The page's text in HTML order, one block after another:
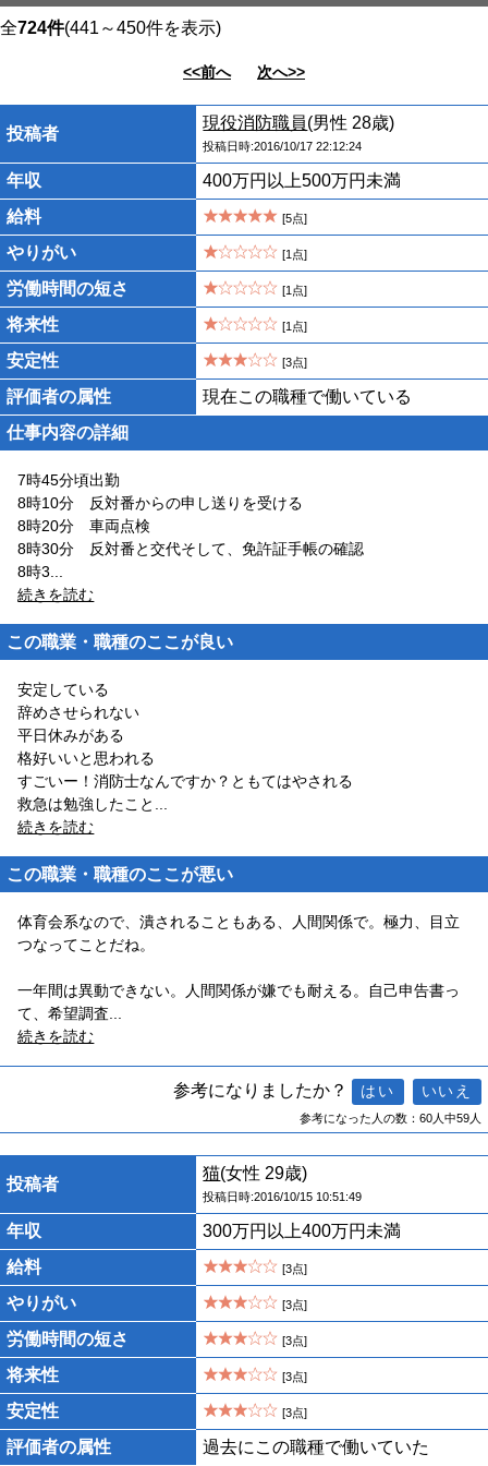
全724件(441～450件を表示)
<<前へ 次へ>>
投稿者
現役消防職員(男性 28歳)
投稿日時:2016/10/17 22:12:24
年収
400万円以上500万円未満
給料
[5点]
やりがい [1点]
労働時間の短さ [1点]
将来性 [1点]
安定性 [3点]
評価者の属性
現在この職種で働いている
仕事内容の詳細
7時45分頃出勤
8時10分 反対番からの申し送りを受ける
8時20分 車両点検
8時30分 反対番と交代そして、免許証手帳の確認
8時3
続きを読む
この職業・職種のここが良い
安定している
辞めさせられない
平日休みがある
格好いいと思われる
すごいー！消防士なんですか？ともてはやされる
救急は勉強したこと
続きを読む
この職業・職種のここが悪い
体育会系なので、潰されることもある、人間関係で。極力、目立
つなってことだね。
一年間は異動できない。人間関係が嫌でも耐える。自己申告書っ
て、希望調査
続きを読む
参考になりましたか？
参考になった人の数：60人中59人
投稿者
猫(女性 29歳)
投稿日時:2016/10/15 10:51:49
年収
300万円以上400万円未満
給料
[3点]
やりがい [3点]
労働時間の短さ [3点]
将来性 [3点]
安定性 [3点]
評価者の属性 過去にこの職種で働いていた